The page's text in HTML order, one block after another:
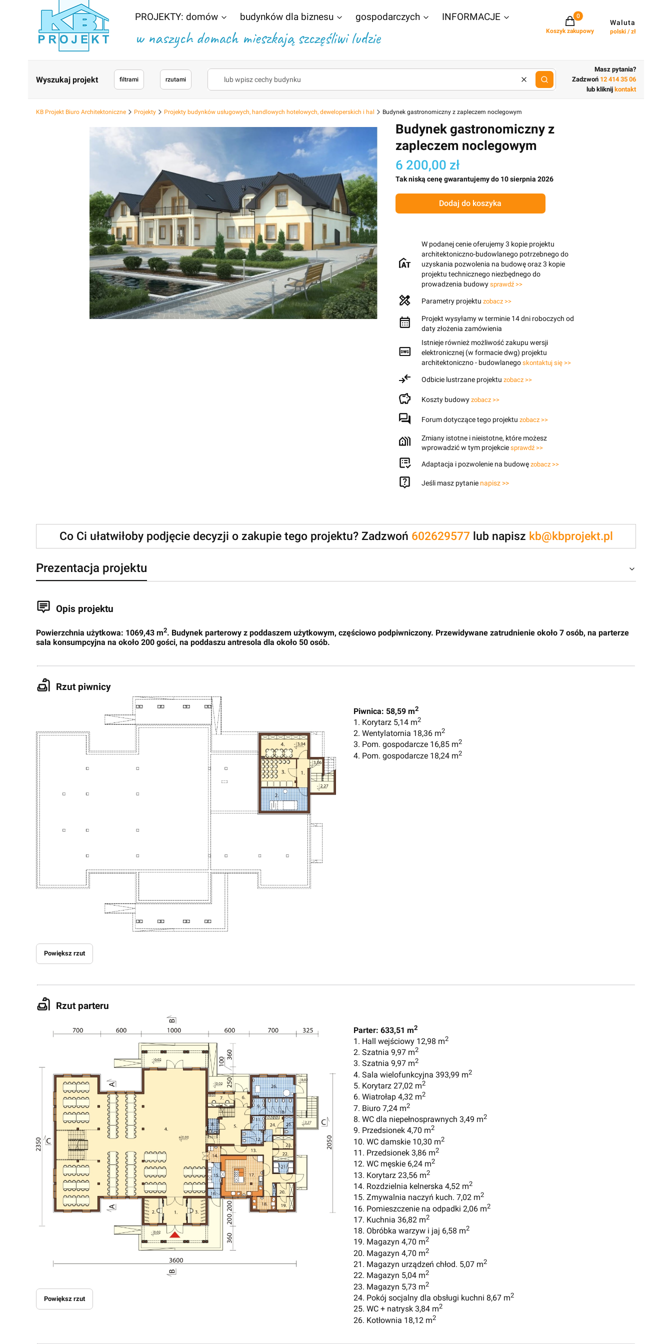
PROJEKTY: domów budynków dla biznesu gospodarczych INFORMACJE
w naszych domach mieszkają szczęśliwi ludzie
Projekty w koszyku: 0. Zobacz
Koszyk zakupowy
Waluta
polski / zł
Wyszukaj projekt filtrami rzutami
Wyczyśćlub wpisz cechy budynku
Masz pytania?
Zadzwoń 12 414 35 06
lub kliknij kontakt
KB Projekt Biuro Architektoniczne Projekty Projekty budynków usługowych, handlowych hotelowych, deweloperskich i hal Budynek gastronomiczny z zapleczem noclegowym
Budynek gastronomiczny z
zapleczem noclegowym
6 200,00 zł
Tak niską cenę gwarantujemy do 10 sierpnia 2026
Dodaj do koszyka
W podanej cenie oferujemy 3 kopie projektu
architektoniczno-budowlanego potrzebnego do
uzyskania pozwolenia na budowę oraz 3 kopie
projektu technicznego niezbędnego do
prowadzenia budowy sprawdź >>
Parametry projektu zobacz >>
Projekt wysyłamy w terminie 14 dni roboczych od
daty złożenia zamówienia
Istnieje również możliwość zakupu wersji
elektronicznej (w formacie dwg) projektu
architektoniczno - budowlanego skontaktuj się >>
Odbicie lustrzane projektu zobacz >>
Koszty budowy zobacz >>
Forum dotyczące tego projektu zobacz >>
Zmiany istotne i nieistotne, które możesz
wprowadzić w tym projekcie sprawdź >>
Adaptacja i pozwolenie na budowę zobacz >>
Jeśli masz pytanie napisz >>
Co Ci ułatwiłoby podjęcie decyzji o zakupie tego projektu? Zadzwoń 602629577lub napisz kb@kbprojekt.pl
Prezentacja projektu
Opis projektu
Powierzchnia użytkowa: 1069,43 m2. Budynek parterowy z poddaszem użytkowym, częściowo podpiwniczony. Przewidywane zatrudnienie około 7 osób, na parterze
sala konsumpcyjna na około 200 gości, na poddaszu antresola dla około 50 osób.
Rzut piwnicy
Powiększ rzut
Piwnica: 58,59 m2
1. Korytarz 5,14 m2
2. Wentylatornia 18,36 m2
3. Pom. gospodarcze 16,85 m2
4. Pom. gospodarcze 18,24 m2
Rzut parteru
Powiększ rzut
Parter: 633,51 m2
1. Hall wejściowy 12,98 m2
2. Szatnia 9,97 m2
3. Szatnia 9,97 m2
4. Sala wielofunkcyjna 393,99 m2
5. Korytarz 27,02 m2
6. Wiatrołap 4,32 m2
7. Biuro 7,24 m2
8. WC dla niepełnosprawnych 3,49 m2
9. Przedsionek 4,70 m2
10. WC damskie 10,30 m2
11. Przedsionek 3,86 m2
12. WC męskie 6,24 m2
13. Korytarz 23,56 m2
14. Rozdzielnia kelnerska 4,52 m2
15. Zmywalnia naczyń kuch. 7,02 m2
16. Pomieszczenie na odpadki 2,06 m2
17. Kuchnia 36,82 m2
18. Obróbka warzyw i jaj 6,58 m2
19. Magazyn 4,70 m2
20. Magazyn 4,70 m2
21. Magazyn urządzeń chłod. 5,07 m2
22. Magazyn 5,04 m2
23. Magazyn 5,73 m2
24. Pokój socjalny dla obsługi kuchni 8,67 m2
25. WC + natrysk 3,84 m2
26. Kotłownia 18,12 m2